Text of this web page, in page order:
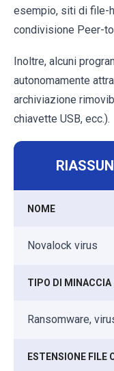
esempio, siti di file-
condivisione Peer-
Inoltre, alcuni
autonomamente
archiviazione
chiavette USB, ecc.).
NOME
Novalock virus
TIPO DI MINACCIA
Ransomware,
ESTENSIONE FILE